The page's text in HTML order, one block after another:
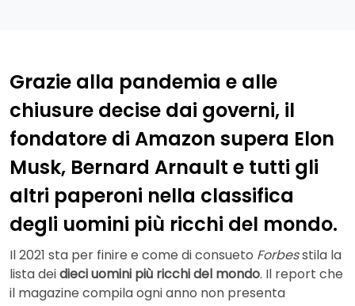
Grazie alla pandemia e alle
chiusure decise dai governi, il
fondatore di Amazon supera Elon
Musk, Bernard Arnault e tutti gli
altri paperoni nella classifica
degli uomini più ricchi del mondo.
Il 2021 sta per finire e come di consueto Forbesstila la
lista deidieci uomini più ricchi del mondo. Il report che
il magazine compila ogni anno non presenta